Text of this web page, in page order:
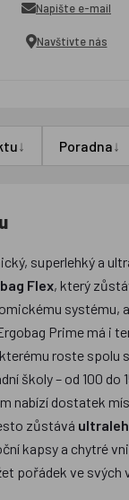
Napište e-mail
Navštivte nás
↓ Poradna↓
superlehký a
Flex, který
systému,
Prime má i
roste spolu
školy – od 100 do
nabízí dostatek
zůstává
kapsy a chytré
pořádek ve svých